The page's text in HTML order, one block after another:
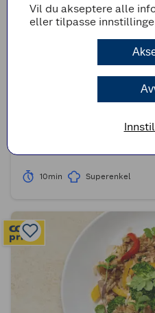
10min Superenkel
Vil du akseptere alle
eller tilpasse